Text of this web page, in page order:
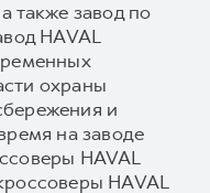
также завод по
HAVAL
охраны
и
на заводе
HAVAL
HAVAL